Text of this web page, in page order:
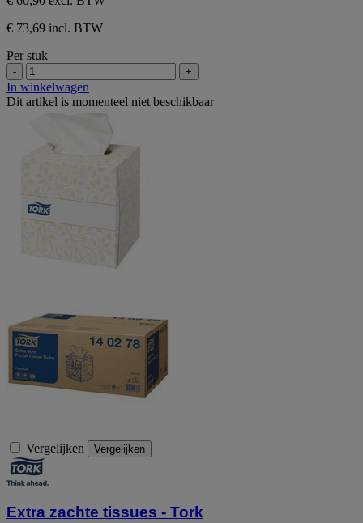
€ 73,69 incl. BTW
Per stuk
- +
In winkelwagen
Dit artikel is momenteel niet beschikbaar
Vergelijken Vergelijken
Extra zachte tissues - Tork